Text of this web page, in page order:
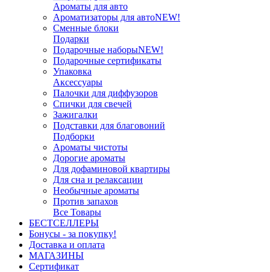
Ароматы для авто
Ароматизаторы для автоNEW!
Сменные блоки
Подарки
Подарочные наборыNEW!
Подарочные сертификаты
Упаковка
Аксессуары
Палочки для диффузоров
Спички для свечей
Зажигалки
Подставки для благовоний
Подборки
Ароматы чистоты
Дорогие ароматы
Для дофаминовой квартиры
Для сна и релаксации
Необычные ароматы
Против запахов
Все Товары
БЕСТСЕЛЛЕРЫ
Бонусы - за покупку!
Доставка и оплата
МАГАЗИНЫ
Cертификат